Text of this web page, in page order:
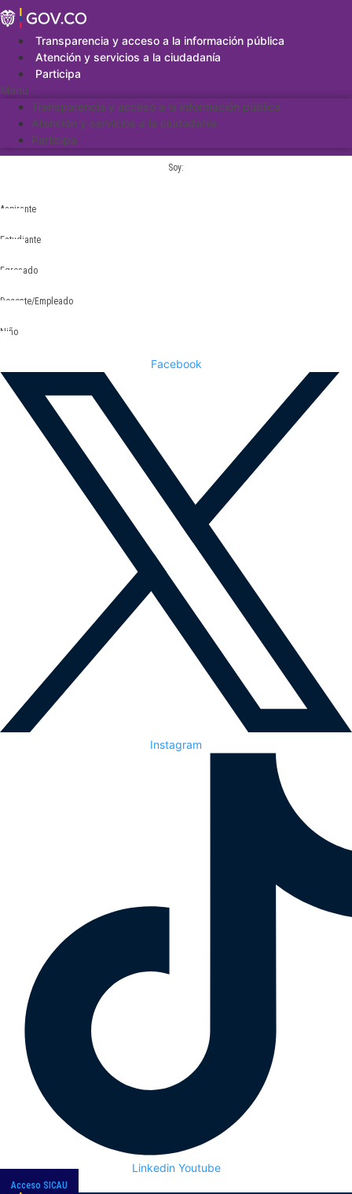
Saltar
al
contenidoTransparencia y acceso a la información pública
Atención y servicios a la ciudadanía
Participa
Menu
Transparencia y acceso a la información pública
Atención y servicios a la ciudadanía
Participa
Soy:
Aspirante
Estudiante
Egresado
Docente/Empleado
Niño
Facebook
Instagram
Linkedin Youtube
Acceso SICAU